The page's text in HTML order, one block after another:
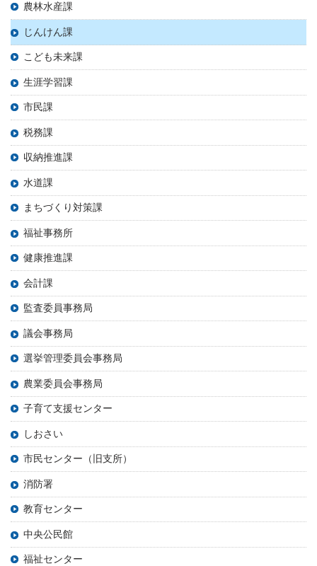
農林水産課
じんけん課
こども未来課
生涯学習課
市民課
税務課
収納推進課
水道課
まちづくり対策課
福祉事務所
健康推進課
会計課
監査委員事務局
議会事務局
選挙管理委員会事務局
農業委員会事務局
子育て支援センター
しおさい
市民センター（旧支所）
消防署
教育センター
中央公民館
福祉センター